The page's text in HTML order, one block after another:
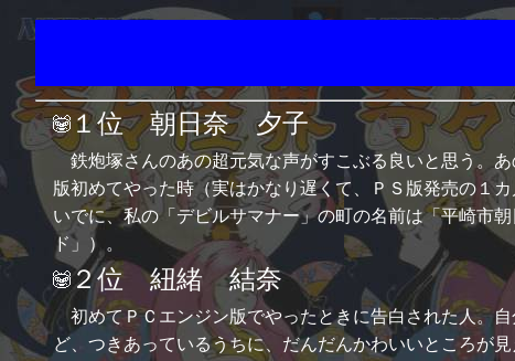
１位 朝日奈 夕子
鉄炮塚さんのあの超元気な声がすこぶる良いと思う。
版初めてやった時（実はかなり遅くて、ＰＳ版発売の１
いでに、私の「デビルサマナー」の町の名前は「平崎市
ド」）。
２位 紐緒 結奈
初めてＰＣエンジン版でやったときに告白された人。
ど、つきあっているうちに、だんだんかわいいところが